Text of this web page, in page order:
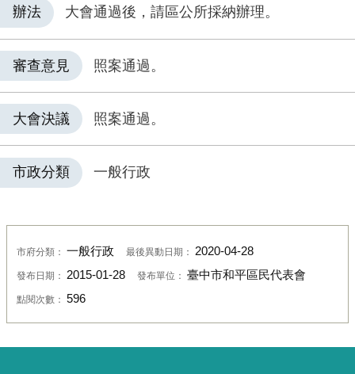
辦法 大會通過後，請區公所採納辦理。
審查意見 照案通過。
大會決議 照案通過。
市政分類 一般行政
市府分類： 一般行政 最後異動日期： 2020-04-28
發布日期： 2015-01-28 發布單位： 臺中市和平區民代表會
點閱次數： 596